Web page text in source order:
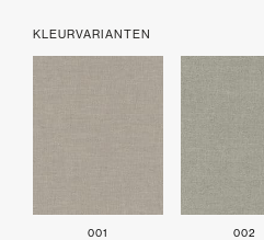
KLEURVARIANTEN
001 002